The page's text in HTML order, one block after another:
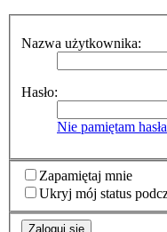
Nazwa użytkownika:
Hasło:
Nie pamiętam hasła
Zapamiętaj mnie
Ukryj mój status